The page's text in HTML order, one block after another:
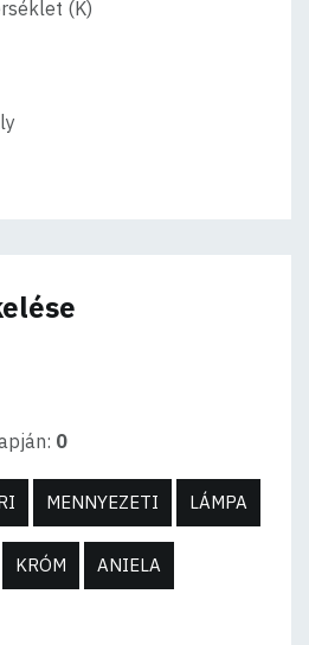
(K)
0
MENNYEZETI LÁMPA
KRÓM ANIELA